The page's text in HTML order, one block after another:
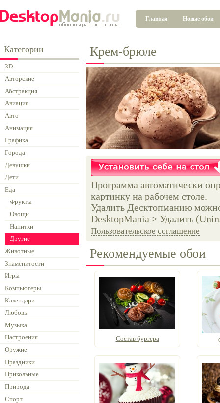
Главная Новые обои
Категории
3D
Авторские
Абстракция
Авиация
Авто
Анимация
Графика
Города
Девушки
Дети
Еда
Фрукты
Овощи
Напитки
Другие
Животные
Знаменитости
Игры
Компьютеры
Календари
Любовь
Музыка
Настроения
Оружие
Праздники
Прикольные
Природа
Спорт
Крем-брюле
Программа автоматически
картинку на рабочем столе.
Удалить Десктопманию
DesktopMania > Удалить
Пользовательское соглашение
Рекомендуемые обои
Состав бургера